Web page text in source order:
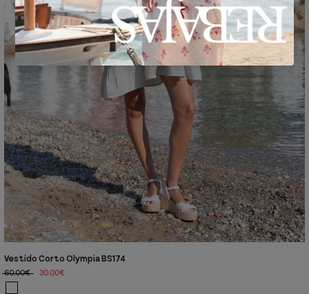
Vestido Corto Olympia BS174
60,00€
30,00€